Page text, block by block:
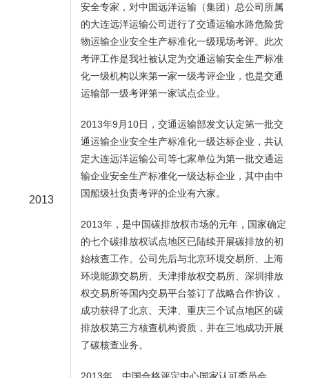
2013
安全专家，对中国远洋运输（集团）总公司所属
的大连远洋运输公司进行了交通运输水路危险货
物运输企业安全生产标准化一级现场考评。此次
考评工作是我社被认定为交通运输安全生产标准
化一级机构以来第一家一级考评企业，也是交通
运输部一级考评第一家试点企业。
2013年9月10日，交通运输部发文认定第一批交
通运输企业安全生产标准化一级达标企业，共认
定大连远洋运输公司等七家单位为第一批交通运
输企业安全生产标准化一级达标企业，其中由中
国船级社负责考评的企业有六家。
2013年，是中国碳排放权市场的元年，国家确定
的七个碳排放权试点地区已陆续开展碳排放的初
始核查工作。公司先后与北京环境交易所、上海
环境能源交易所、天津排放权交易所、深圳排放
权交易所等国内交易平台签订了战略合作协议，
成功获得了北京、天津、重庆三个试点地区的碳
排放权第三方核查机构资质，并在三地成功开展
了碳核查业务。
2013年，中国合格评定中心国家认可委员会